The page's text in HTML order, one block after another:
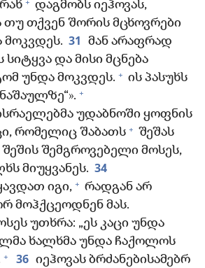
დაგმობს იეჰოვას,
თუ თქვენ შორის მცხოვრები
31
მან არაფრად
სიტყვა და მისი მცნება
უნდა მოკვდეს. + ის პასუხს
+
უდაბნოში ყოფნის
რომელიც შაბათს + შეშას
შეშის შემგროვებელი მოსეს,
მიუყვანეს. 34
იგი, + რადგან არ
მოჰქცეოდნენ მას.
უთხრა: „ეს კაცი უნდა
ხალხმა უნდა ჩაქოლოს
+ 36 იეჰოვას ბრძანებისამებრ